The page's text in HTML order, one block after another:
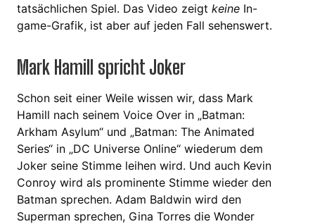
tatsächlichen Spiel. Das Video zeigt keine In-
game-Grafik, ist aber auf jeden Fall sehenswert.
Mark Hamill spricht Joker
Schon seit einer Weile wissen wir, dass Mark
Hamill nach seinem Voice Over in „Batman:
Arkham Asylum“ und „Batman: The Animated
Series“ in „DC Universe Online“ wiederum dem
Joker seine Stimme leihen wird. Und auch Kevin
Conroy wird als prominente Stimme wieder den
Batman sprechen. Adam Baldwin wird den
Superman sprechen, Gina Torres die Wonder